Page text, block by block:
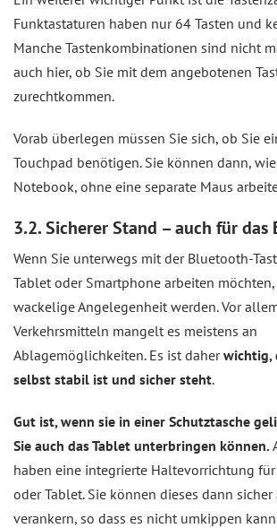
Funktastaturen haben nur 64 Tasten und
Manche Tastenkombinationen sind nicht
auch hier, ob Sie mit dem angebotenen
zurechtkommen.
Vorab überlegen müssen Sie sich, ob Sie
Touchpad benötigen. Sie können dann,
Notebook, ohne eine separate Maus
3.2. Sicherer Stand – auch für das
Wenn Sie unterwegs mit der Bluetooth-
Tablet oder Smartphone arbeiten
wackelige Angelegenheit werden. Vor
Verkehrsmitteln mangelt es meistens an
Ablagemöglichkeiten. Es ist daherwichtig,
selbst stabil ist und sicher steht.
Gut ist, wenn sie in einer Schutztasche
Sie auch das Tablet unterbringen können.
haben eine integrierte Haltevorrichtung
oder Tablet. Sie können dieses dann sicher
verankern, so dass es nicht umkippen